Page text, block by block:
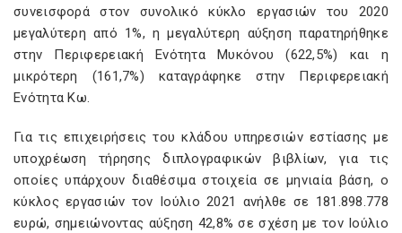
συνεισφορά στον συνολικό κύκλο εργασιών του 2020
μεγαλύτερη από 1%, η μεγαλύτερη αύξηση παρατηρήθηκε
στην Περιφερειακή Ενότητα Μυκόνου (622,5%) και η
μικρότερη (161,7%) καταγράφηκε στην Περιφερειακή
Ενότητα Κω.
Για τις επιχειρήσεις του κλάδου υπηρεσιών εστίασης με
υποχρέωση τήρησης διπλογραφικών βιβλίων, για τις
οποίες υπάρχουν διαθέσιμα στοιχεία σε μηνιαία βάση, ο
κύκλος εργασιών τον Ιούλιο 2021 ανήλθε σε 181.898.778
ευρώ, σημειώνοντας αύξηση 42,8% σε σχέση με τον Ιούλιο